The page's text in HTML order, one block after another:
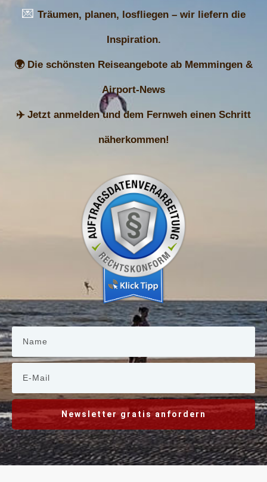
💌 Träumen, planen, losfliegen – wir liefern die
Inspiration.
🌍 Die schönsten Reiseangebote ab Memmingen &
Airport-News
✈️ Jetzt anmelden und dem Fernweh einen Schritt
näherkommen!
Newsletter gratis anfordern